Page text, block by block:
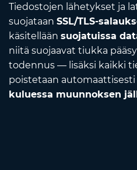
Tiedostojen lähetykset ja
suojataan SSL/TLS-
käsitellään suojatuissa
niitä suojaavat tiukka
todennus — lisäksi kaikki
poistetaan automaattisesti
kuluessa muunnoksen